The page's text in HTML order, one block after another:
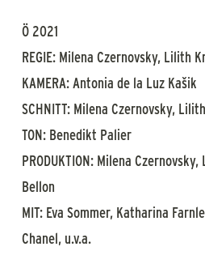
Ö 2021
REGIE: Milena Czernovsky, Lilith
KAMERA: Antonia de la Luz Kašik
SCHNITT: Milena Czernovsky,
TON: Benedikt Palier
PRODUKTION: Milena
Bellon
MIT: Eva Sommer, Katharina
Chanel, u.v.a.